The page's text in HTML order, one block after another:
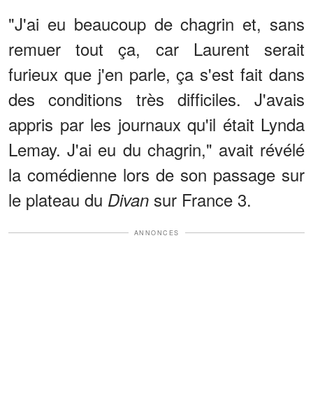
"J'ai eu beaucoup de chagrin et, sans
remuer tout ça, car Laurent serait
furieux que j'en parle, ça s'est fait dans
des conditions très difficiles. J'avais
appris par les journaux qu'il était Lynda
Lemay. J'ai eu du chagrin," avait révélé
la comédienne lors de son passage sur
le plateau du Divan sur France 3.
ANNONCES